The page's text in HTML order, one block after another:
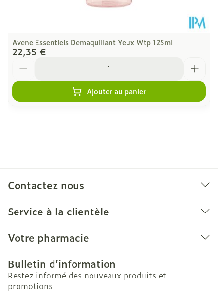
Avene Essentiels Demaquillant Yeux Wtp 125ml
22,35 €
Ajouter au panier
Contactez nous
Service à la clientèle
Votre pharmacie
Bulletin d’information
Restez informé des nouveaux produits et
promotions